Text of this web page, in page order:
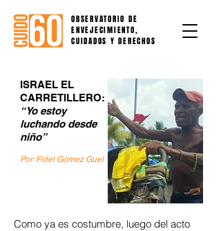
OBSERVATORIO DE
ENVEJECIMIENTO,
CUIDADOS Y DERECHOS
ISRAEL EL
CARRETILLERO:
“Yo estoy
luchando desde
niño”
Por: Fidel Gómez Guel
Como ya es costumbre, luego del acto